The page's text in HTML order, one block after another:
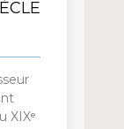
XIXᵉ